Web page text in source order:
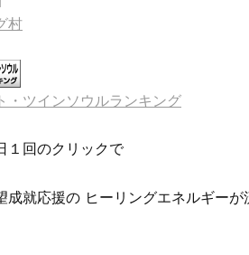
村
・ツインソウルランキング
１回のクリックで
成就応援の ヒーリングエネルギーが